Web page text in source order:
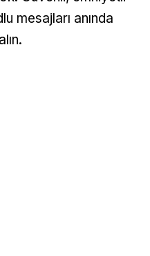
mesajları anında